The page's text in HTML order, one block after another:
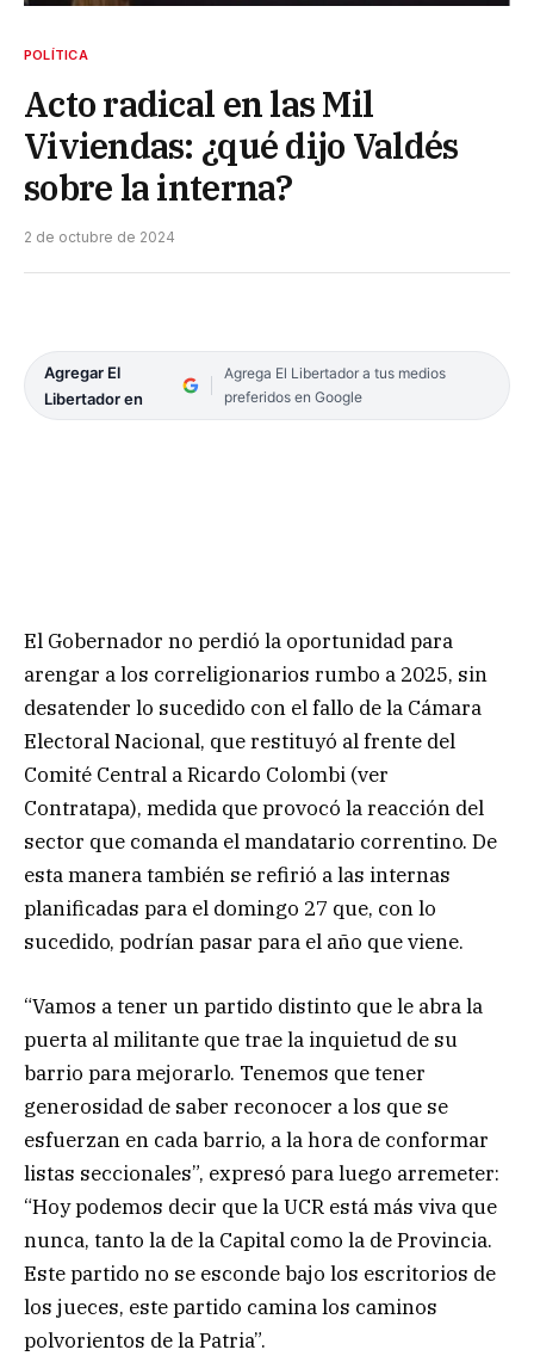
POLÍTICA
Acto radical en las Mil
Viviendas: ¿qué dijo Valdés
sobre la interna?
2 de octubre de 2024
Agregar El
Libertador en
Agrega El Libertador a tus medios
preferidos en Google
El Gobernador no perdió la oportunidad para
arengar a los correligionarios rumbo a 2025, sin
desatender lo sucedido con el fallo de la Cámara
Electoral Nacional, que restituyó al frente del
Comité Central a Ricardo Colombi (ver
Contratapa), medida que provocó la reacción del
sector que comanda el mandatario correntino. De
esta manera también se refirió a las internas
planificadas para el domingo 27 que, con lo
sucedido, podrían pasar para el año que viene.
“Vamos a tener un partido distinto que le abra la
puerta al militante que trae la inquietud de su
barrio para mejorarlo. Tenemos que tener
generosidad de saber reconocer a los que se
esfuerzan en cada barrio, a la hora de conformar
listas seccionales”, expresó para luego arremeter:
“Hoy podemos decir que la UCR está más viva que
nunca, tanto la de la Capital como la de Provincia.
Este partido no se esconde bajo los escritorios de
los jueces, este partido camina los caminos
polvorientos de la Patria”.